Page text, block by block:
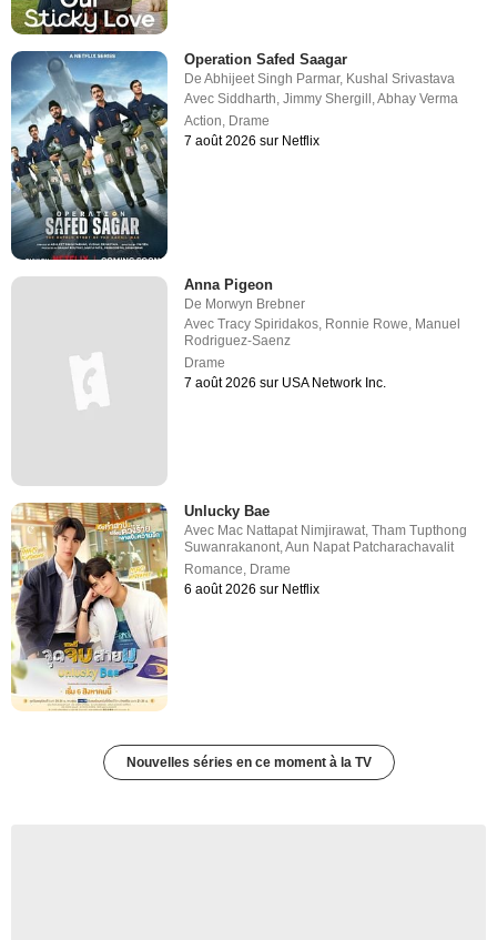
Operation Safed Saagar
DeAbhijeet Singh Parmar, Kushal Srivastava
AvecSiddharth,Jimmy Shergill ,Abhay Verma
Action, Drame
7 août 2026 sur Netflix
Anna Pigeon
De Morwyn Brebner
AvecTracy Spiridakos, Ronnie Rowe, Manuel
Rodriguez-Saenz
Drame
7 août 2026 sur USA Network Inc.
Unlucky Bae
Avec Mac Nattapat Nimjirawat ,Tham Tupthong
Suwanrakanont ,Aun Napat Patcharachavalit
Romance Drame
6 août 2026 sur Netflix
Nouvelles séries en ce moment à la TV